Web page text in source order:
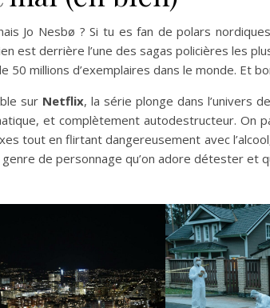
Jo Nesbø ? Si tu es fan de polars
est derrière l’une des sagas policières les
50 millions d’exemplaires dans le monde. Et
sur Netflix, la série plonge dans l’univers
et complètement autodestructeur. On
tout en flirtant dangereusement avec
de personnage qu’on adore détester et